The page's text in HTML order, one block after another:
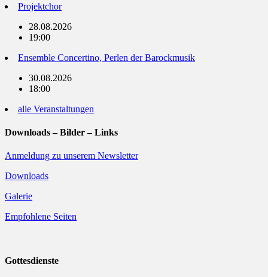
Projektchor
28.08.2026
19:00
Ensemble Concertino, Perlen der Barockmusik
30.08.2026
18:00
alle Veranstaltungen
Downloads – Bilder – Links
Anmeldung zu unserem Newsletter
Downloads
Galerie
Empfohlene Seiten
Gottesdienste